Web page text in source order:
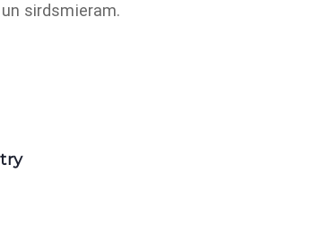
sirdsmieram.